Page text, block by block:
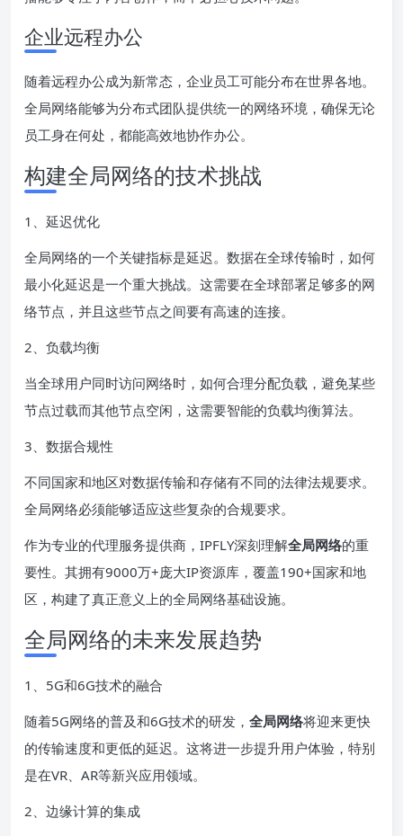
企业远程办公
随着远程办公成为新常态，企业员工可能分布在世界各地。
全局网络能够为分布式团队提供统一的网络环境，确保无论
员工身在何处，都能高效地协作办公。
构建全局网络的技术挑战
1、延迟优化
全局网络的一个关键指标是延迟。数据在全球传输时，如何
最小化延迟是一个重大挑战。这需要在全球部署足够多的网
络节点，并且这些节点之间要有高速的连接。
2、负载均衡
当全球用户同时访问网络时，如何合理分配负载，避免某些
节点过载而其他节点空闲，这需要智能的负载均衡算法。
3、数据合规性
不同国家和地区对数据传输和存储有不同的法律法规要求。
全局网络必须能够适应这些复杂的合规要求。
作为专业的代理服务提供商，IPFLY深刻理解全局网络的重
要性。其拥有9000万+庞大IP资源库，覆盖190+国家和地
区，构建了真正意义上的全局网络基础设施。
全局网络的未来发展趋势
1、5G和6G技术的融合
随着5G网络的普及和6G技术的研发， 全局网络将迎来更快
的传输速度和更低的延迟。这将进一步提升用户体验，特别
是在VR、AR等新兴应用领域。
2、边缘计算的集成